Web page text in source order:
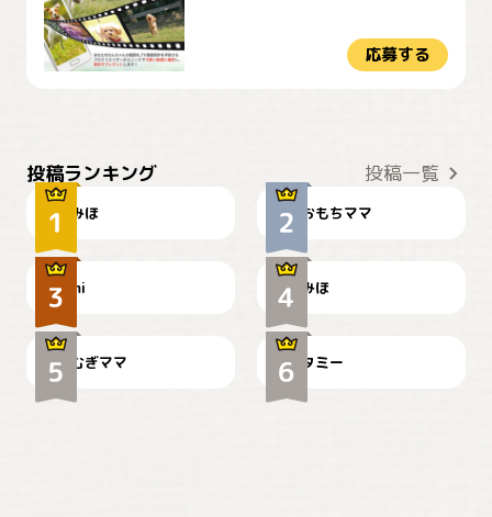
応募する
投稿ランキング 投稿一覧
みほ おもちママ
可愛い？
mi
見てるぞぉ
みほ
🌻とむぎ！
むぎママ
ドーベルマンのお友達邸に
て
タミー